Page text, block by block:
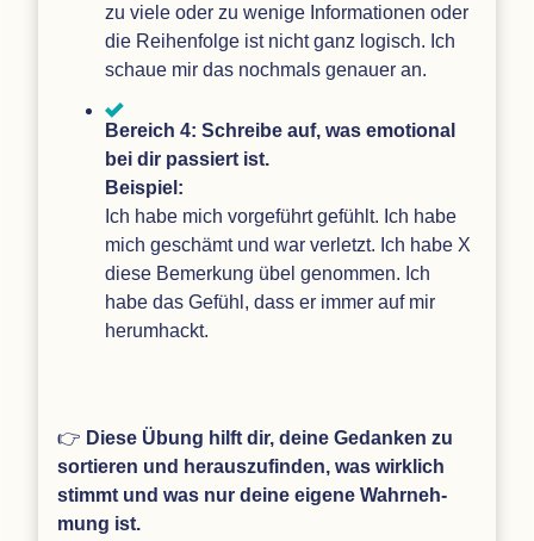
zu viele oder zu wenige Infor­ma­tio­nen oder
die Rei­hen­folge ist nicht ganz logisch. Ich
schaue mir das noch­mals genauer an.
Bereich 4: Schreibe auf, was emo­tio­nal
bei dir pas­siert ist.
Bei­spiel:
Ich habe mich vor­ge­führt gefühlt. Ich habe
mich geschämt und war ver­letzt. Ich habe X
diese Bemer­kung übel genom­men. Ich
habe das Gefühl, dass er immer auf mir
herumhackt.
👉 Diese Übung hilft dir, deine Gedan­ken zu
sor­tie­ren und her­aus­zu­fin­den, was wirk­lich
stimmt und was nur deine eigene Wahr­neh­
mung ist.